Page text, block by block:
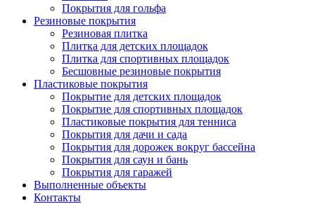
Покрытия для гольфа
Резиновые покрытия
Резиновая плитка
Плитка для детских площадок
Плитка для спортивных площадок
Бесшовные резиновые покрытия
Пластиковые покрытия
Покрытие для детских площадок
Покрытие для спортивных площадок
Пластиковые покрытия для тенниса
Покрытия для дачи и сада
Покрытия для дорожек вокруг бассейна
Покрытия для саун и бань
Покрытия для гаражей
Выполненные объекты
Контакты